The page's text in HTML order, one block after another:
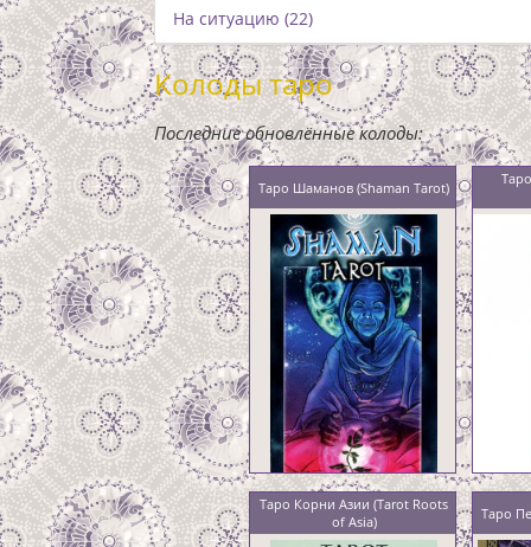
На ситуацию (22)
Колоды таро
Последние обновлённые колоды:
Таро Шаманов (Shaman Tarot)
Таро Корни Азии (Tarot Roots
of Asia)
Таро